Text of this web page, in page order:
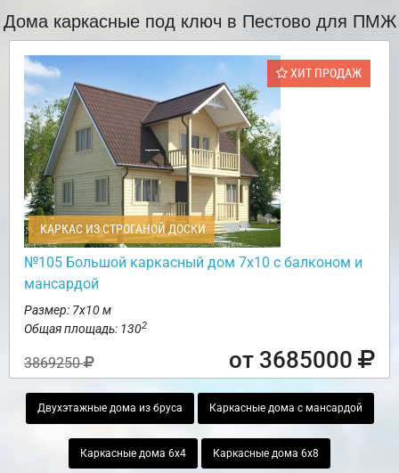
Дома каркасные под ключ в Пестово для ПМЖ
ХИТ ПРОДАЖ
КАРКАС ИЗ СТРОГАНОЙ ДОСКИ
№105 Большой каркасный дом 7х10 с балконом и
мансардой
Размер: 7х10 м
Общая площадь: 1302
3869250 от 3685000
Двухэтажные дома из бруса Каркасные дома с мансардой
Каркасные дома 6х4 Каркасные дома 6х8